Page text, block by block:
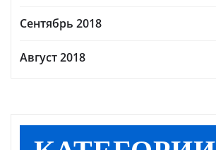
Сентябрь 2018
Август 2018